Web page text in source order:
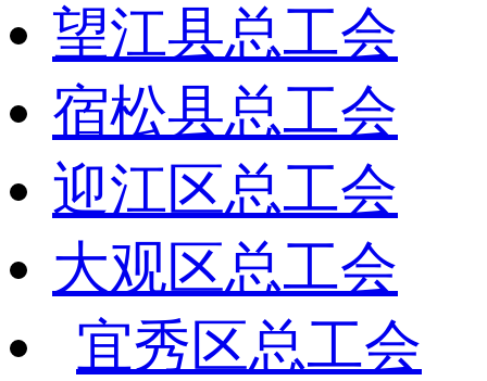
望江县总工会
宿松县总工会
迎江区总工会
大观区总工会
宜秀区总工会